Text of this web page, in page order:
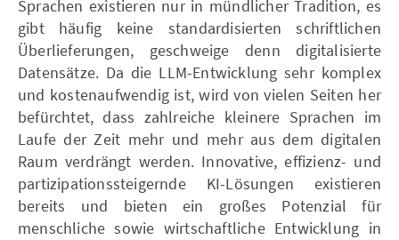
Sprachen existieren nur in mündlicher Tradition, es
gibt häufig keine standardisierten schriftlichen
Überlieferungen, geschweige denn digitalisierte
Datensätze. Da die LLM-Entwicklung sehr komplex
und kostenaufwendig ist, wird von vielen Seiten her
befürchtet, dass zahlreiche kleinere Sprachen im
Laufe der Zeit mehr und mehr aus dem digitalen
Raum verdrängt werden. Innovative, effizienz- und
partizipationssteigernde KI-Lösungen existieren
bereits und bieten ein großes Potenzial für
menschliche sowie wirtschaftliche Entwicklung in